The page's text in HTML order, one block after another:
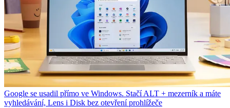
Google se usadil přímo ve Windows. Stačí ALT + mezerník a máte
vyhledávání, Lens i Disk bez otevření prohlížeče